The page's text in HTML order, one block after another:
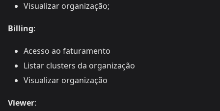
Visualizar organização;
Billing:
Acesso ao faturamento
Listar clusters da organização
Visualizar organização
Viewer: